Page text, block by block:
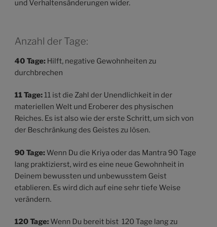
und Verhaltensänderungen wider.
Anzahl der Tage:
40 Tage: Hilft, negative Gewohnheiten zu
durchbrechen
11 Tage:11 ist die Zahl der Unendlichkeit in der
materiellen Welt und Eroberer des physischen
Reiches. Es ist also wie der erste Schritt, um sich von
der Beschränkung des Geistes zu lösen.
90 Tage: Wenn Du die Kriya oder das Mantra 90 Tage
lang praktizierst, wird es eine neue Gewohnheit in
Deinem bewussten und unbewusstem Geist
etablieren. Es wird dich auf eine sehr tiefe Weise
verändern.
120 Tage: Wenn Du bereit bist 120 Tage lang zu